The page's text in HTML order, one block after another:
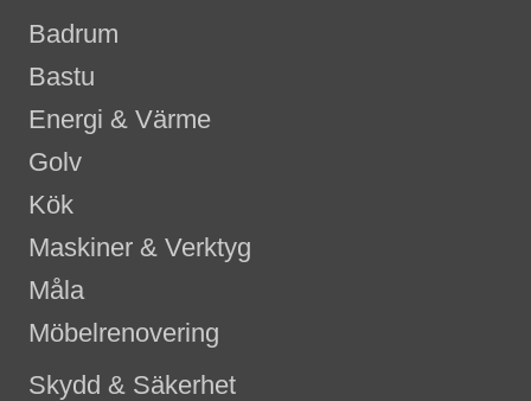
Badrum
Bastu
Energi & Värme
Golv
Kök
Maskiner & Verktyg
Måla
Möbelrenovering
Skydd & Säkerhet